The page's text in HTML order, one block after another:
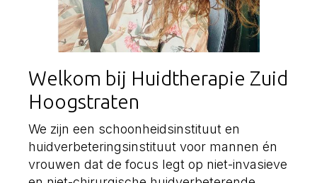
Welkom bij Huidtherapie Zuid
Hoogstraten
We zijn een schoonheidsinstituut en
huidverbeteringsinstituut voor mannen én
vrouwen dat de focus legt op niet-invasieve